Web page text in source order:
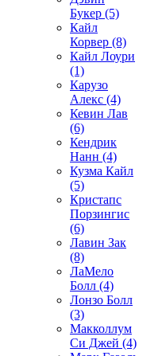
Букер (5)
Кайл
Корвер (8)
Кайл Лоури
(1)
Карузо
Алекс (4)
Кевин Лав
(6)
Кендрик
Нанн (4)
Кузма Кайл
(5)
Кристапс
Порзингис
(6)
Лавин Зак
(8)
ЛаМело
Болл (4)
Лонзо Болл
(3)
Макколлум
Си Джей (4)